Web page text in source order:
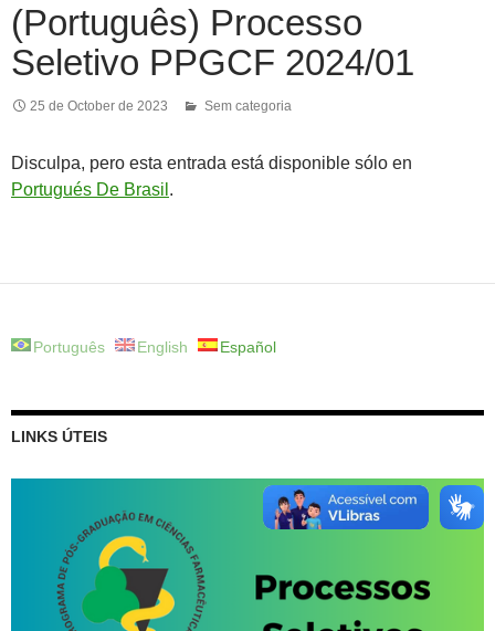
(Português) Processo
Seletivo PPGCF 2024/01
25 de October de 2023 Sem categoria
Disculpa, pero esta entrada está disponible sólo en
Portugués De Brasil .
Português English Español
LINKS ÚTEIS